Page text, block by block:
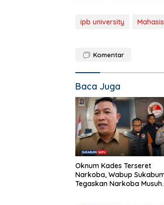
ipb university
Komentar
Baca Juga
Oknum Kades Terseret
Narkoba, Wabup
Tegaskan Narkoba Musuh